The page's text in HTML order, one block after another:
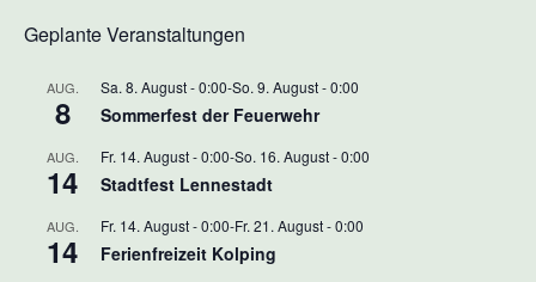
Geplante Veranstaltungen
AUG.
8
Sa. 8. August - 0:00-So. 9. August - 0:00
Sommerfest der Feuerwehr
AUG.
14
Fr. 14. August - 0:00-So. 16. August - 0:00
Stadtfest Lennestadt
AUG.
14
Fr. 14. August - 0:00-Fr. 21. August - 0:00
Ferienfreizeit Kolping